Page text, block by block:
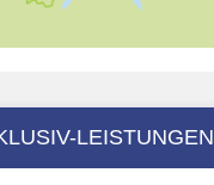
LEISTUNGEN